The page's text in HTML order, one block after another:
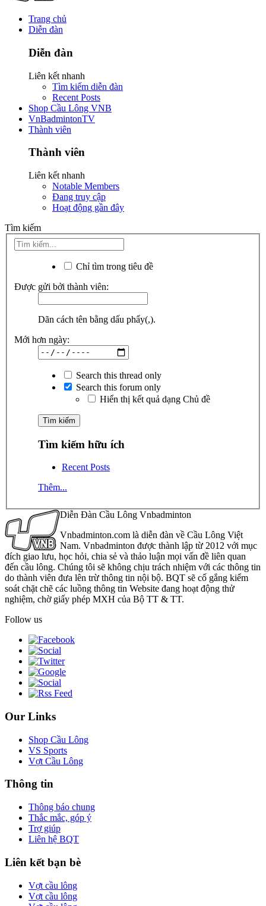
Trang chủ
Diễn đàn
Diễn đàn
Liên kết nhanh
Tìm kiếm diễn đàn
Recent Posts
Shop Cầu Lông VNB
VnBadmintonTV
Thành viên
Thành viên
Liên kết nhanh
Notable Members
Đang truy cập
Hoạt động gần đây
Tìm kiếm
Chỉ tìm trong tiêu đề
Được gửi bởi thành viên:
Dãn cách tên bằng dấu phẩy(,).
Mới hơn ngày:
Search this thread only
Search this forum only
Hiển thị kết quả dạng Chủ đề
Tìm kiếm hữu ích
Recent Posts
Thêm...
Diễn Đàn Cầu Lông Vnbadminton
Vnbadminton.com là diễn đàn về Cầu Lông Việt
Nam. Vnbadminton được thành lập từ 2012 với mục
đích giao lưu, học hỏi, chia sẻ và thảo luận mọi vấn đề liên quan
đến cầu lông. Chúng tôi sẽ không chịu trách nhiệm với các thông tin
do thành viên đưa lên trừ thông tin nội bộ. BQT sẽ cố gắng kiểm
soát chặt chẽ các luồng thông tin Website đang hoạt động thử
nghiệm, chờ giấy phép MXH của Bộ TT & TT.
Follow us
Our Links
Shop Cầu Lông
VS Sports
Vợt Cầu Lông
Thông tin
Thông báo chung
Thắc mắc, góp ý
Trợ giúp
Liên hệ BQT
Liên kết bạn bè
Vợt cầu lông
Vợt cầu lông